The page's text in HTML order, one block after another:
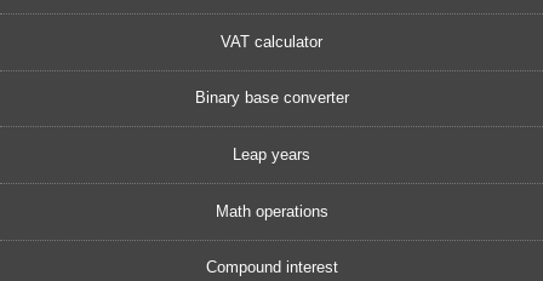
VAT calculator
Binary base converter
Leap years
Math operations
Compound interest